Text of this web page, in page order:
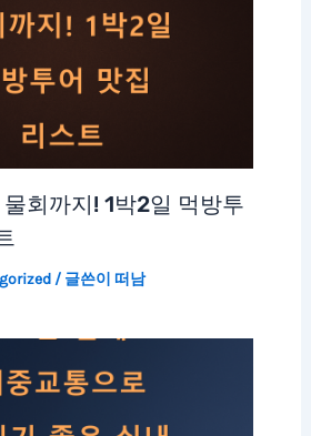
회까지! 1박2일 먹방투
/ 글쓴이 떠남